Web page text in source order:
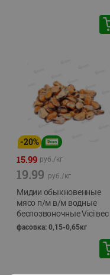
-20%
15.99 руб./кг
19.99 руб./кг
Мидии обыкновенные
мясо п/м в/м водные
беспозвоночные Vici вес
фасовка: 0,15-0,65кг